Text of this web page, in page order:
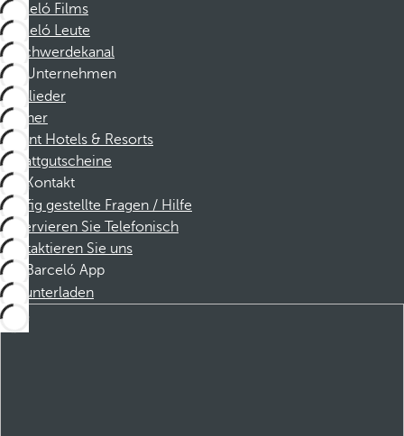
Barceló Films
Barceló Leute
Beschwerdekanal
Unternehmen
Mitglieder
Partner
Dorint Hotels & Resorts
Rabattgutscheine
Kontakt
Häufig gestellte Fragen / Hilfe
Reservieren Sie Telefonisch
Kontaktieren Sie uns
Barceló App
Herunterladen